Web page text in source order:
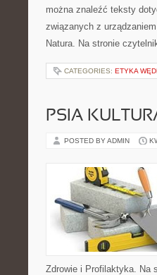
można znaleźć teksty
związanych z
Natura. Na stronie
CATEGORIES: ETYKA
PSIA
POSTED BY ADMIN
Zdrowie i Profilaktyka. Na